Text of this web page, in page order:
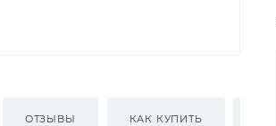
ОТЗЫВЫ КАК КУПИТЬ